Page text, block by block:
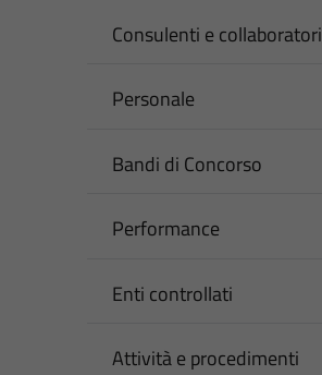
Consulenti e collaboratori
Personale
Bandi di Concorso
Performance
Enti controllati
Attività e procedimenti